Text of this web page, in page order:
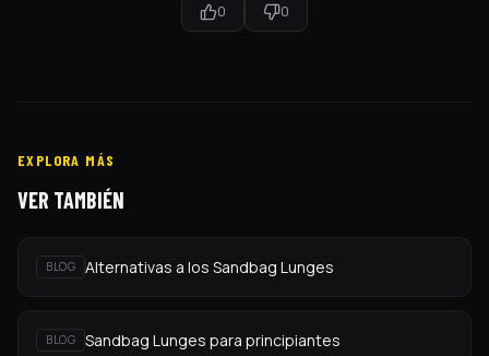
0 0
EXPLORA MÁS
VER TAMBIÉN
BLOG Alternativas a los Sandbag Lunges
BLOG Sandbag Lunges para principiantes